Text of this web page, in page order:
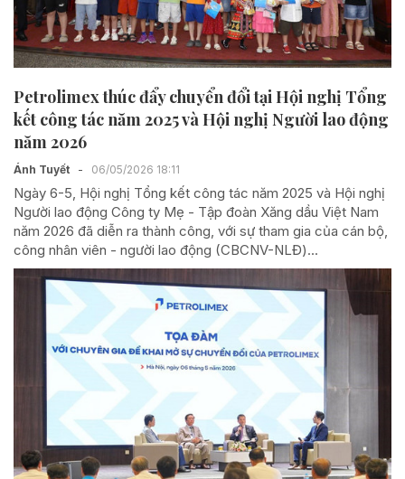
Petrolimex thúc đẩy chuyển đổi tại Hội nghị Tổng
kết công tác năm 2025 và Hội nghị Người lao động
năm 2026
Ánh Tuyết - 06/05/2026 18:11
Ngày 6-5, Hội nghị Tổng kết công tác năm 2025 và Hội nghị
Người lao động Công ty Mẹ - Tập đoàn Xăng dầu Việt Nam
năm 2026 đã diễn ra thành công, với sự tham gia của cán bộ,
công nhân viên - người lao động (CBCNV-NLĐ)...